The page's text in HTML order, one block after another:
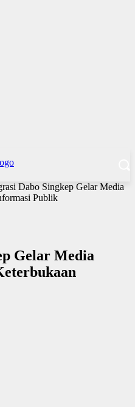
Dabo Singkep Gelar Media
Publik
Gelar Media